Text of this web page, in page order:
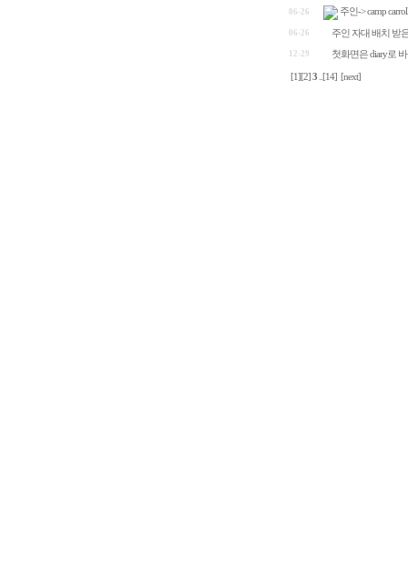
06-26 주인-> camp
06-26 주인 자대 배치 받
12-29 첫화면은 diary로
[1][2] 3 [14] [next]